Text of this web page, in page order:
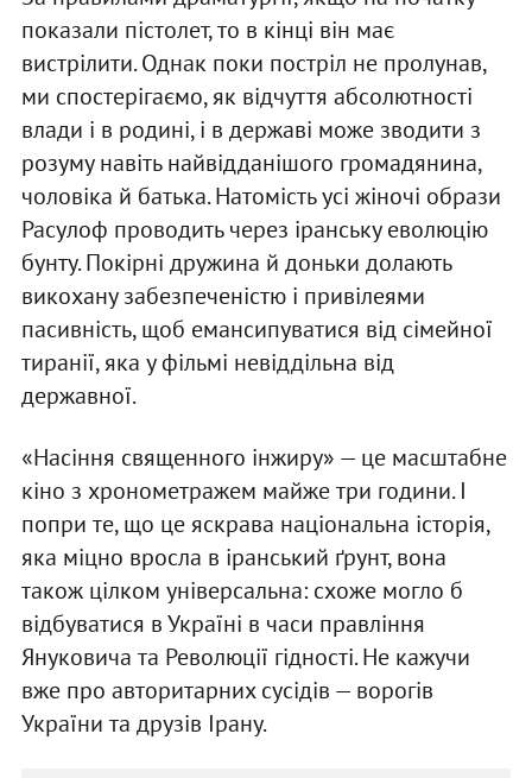
показали пістолет, то в кінці він має
вистрілити. Однак поки постріл не пролунав,
ми спостерігаємо, як відчуття абсолютності
влади і в родині, і в державі може зводити з
розуму навіть найвідданішого громадянина,
чоловіка й батька. Натомість усі жіночі образи
Расулоф проводить через іранську еволюцію
бунту. Покірні дружина й доньки долають
викохану забезпеченістю і привілеями
пасивність, щоб емансипуватися від сімейної
тиранії, яка у фільмі невіддільна від
державної.
«Насіння священного інжиру» — це масштабне
кіно з хронометражем майже три години. І
попри те, що це яскрава національна історія,
яка міцно вросла в іранський ґрунт, вона
також цілком універсальна: схоже могло б
відбуватися в Україні в часи правління
Януковича та Революції гідності. Не кажучи
вже про авторитарних сусідів — ворогів
України та друзів Ірану.